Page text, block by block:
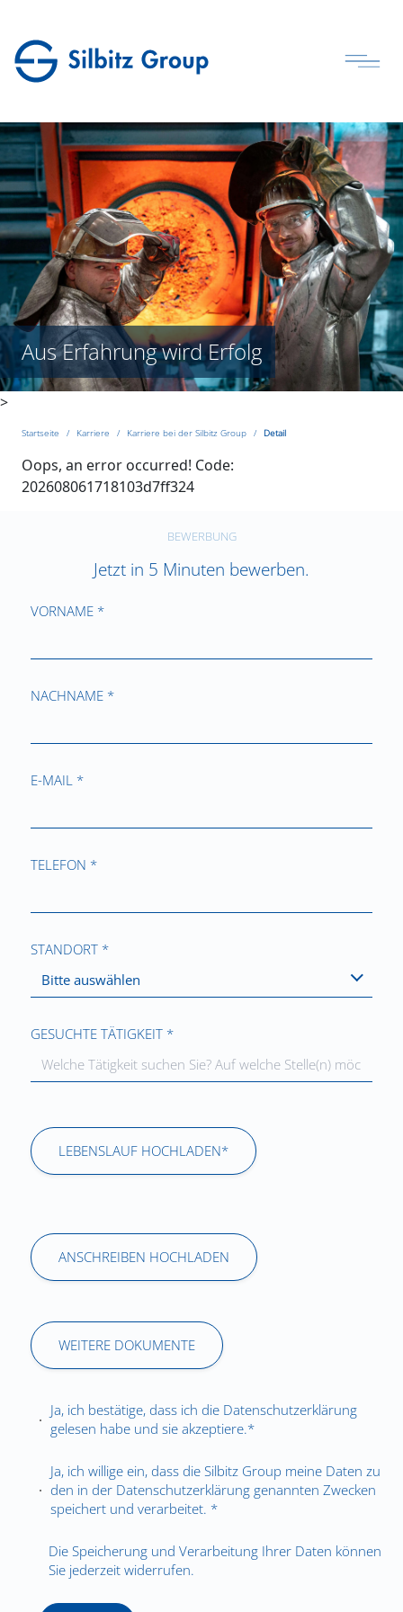
Aus Erfahrung wird Erfolg
>
Startseite Karriere Karriere bei der Silbitz Group Detail
Oops, an error occurred! Code:
202608061718103d7ff324
BEWERBUNG
Jetzt in 5 Minuten bewerben.
VORNAME *
NACHNAME *
E-MAIL *
TELEFON *
STANDORT *
Bitte auswählen
GESUCHTE TÄTIGKEIT *
LEBENSLAUF HOCHLADEN*
ANSCHREIBEN HOCHLADEN
WEITERE DOKUMENTE
Ja, ich bestätige, dass ich die Datenschutzerklärung
gelesen habe und sie akzeptiere.*
Ja, ich willige ein, dass die Silbitz Group meine Daten zu
den in der Datenschutzerklärunggenannten Zwecken
speichert und verarbeitet. *
Die Speicherung und Verarbeitung Ihrer Daten können
Sie jederzeit widerrufen.